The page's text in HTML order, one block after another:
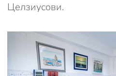
Целзиусови.